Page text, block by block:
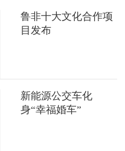
鲁非十大文化合作项
目发布
新能源公交车化
身“幸福婚车”